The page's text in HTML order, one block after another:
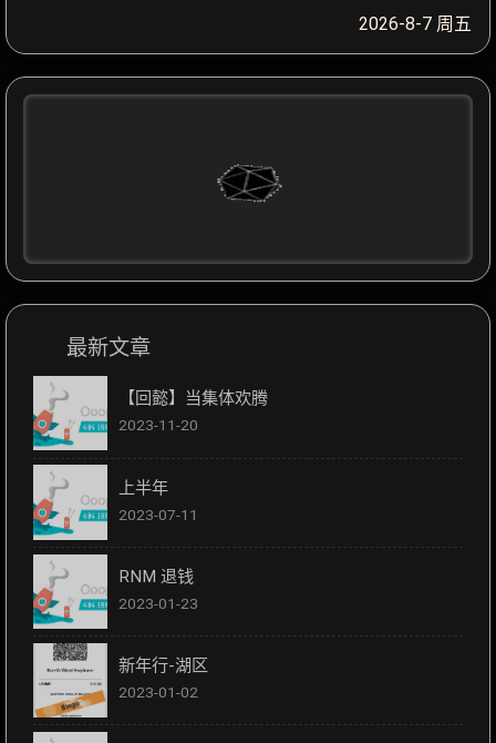
2026-8-7 周五
最新文章
【回懿】当集体欢腾
2023-11-20
上半年
2023-07-11
RNM 退钱
2023-01-23
新年行-湖区
2023-01-02